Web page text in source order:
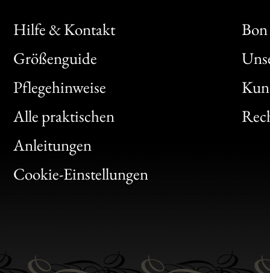
Hilfe & Kontakt
Größenguide
Pflegehinweise
Alle praktischen
Anleitungen
Cookie-Einstellungen
Bon
Clic